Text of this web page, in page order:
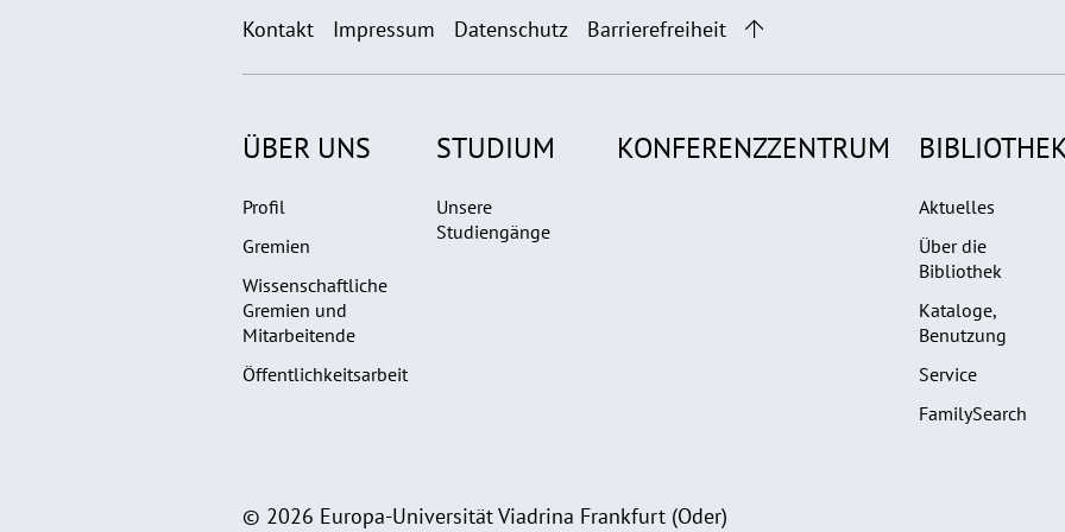
Kontakt Impressum Datenschutz Barrierefreiheit
ÜBER UNS
Profil
Gremien
Wissenschaftliche
Gremien und
Mitarbeitende
Öffentlichkeitsarbeit
STUDIUM
Unsere
Studiengänge
KONFERENZZENTRUM
Aktuelles
Über die
Bibliothek
Kataloge,
Benutzung
Service
FamilySearch
© 2026 Europa-Universität Viadrina Frankfurt (Oder)